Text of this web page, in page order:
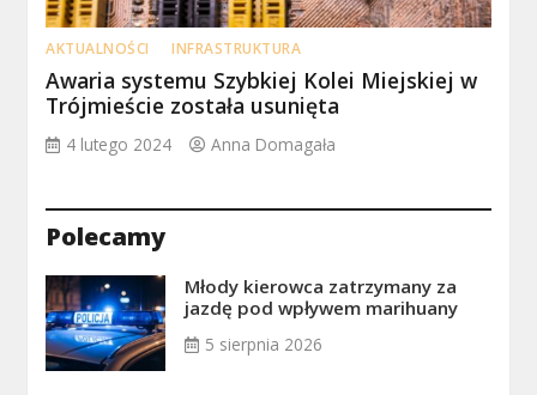
AKTUALNOŚCI INFRASTRUKTURA
Awaria systemu Szybkiej Kolei Miejskiej w
Trójmieście została usunięta
4 lutego 2024 Anna Domagała
Polecamy
Młody kierowca zatrzymany za
jazdę pod wpływem marihuany
5 sierpnia 2026